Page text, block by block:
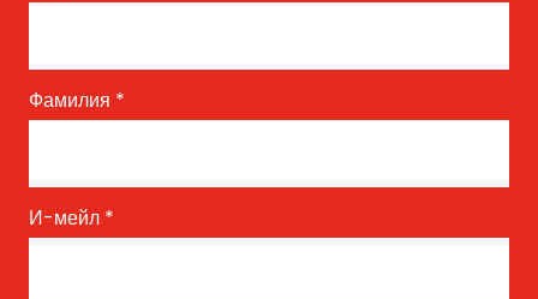
Фамилия *
И-мейл *